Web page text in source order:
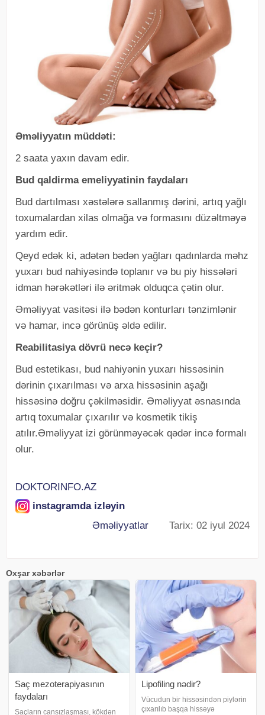
Əməliyyatın müddəti:
2 saata yaxın davam edir.
Bud qaldirma emeliyyatinin faydaları
Bud dartılması xəstələrə sallanmış dərini, artıq yağlı
toxumalardan xilas olmağa və formasını düzəltməyə
yardım edir.
Qeyd edək ki, adətən bədən yağları qadınlarda məhz
yuxarı bud nahiyəsində toplanır və bu piy hissələri
idman hərəkətləri ilə əritmək olduqca çətin olur.
Əməliyyat vasitəsi ilə bədən konturları tənzimlənir
və hamar, incə görünüş əldə edilir.
Reabilitasiya dövrü necə keçir?
Bud estetikası, bud nahiyənin yuxarı hissəsinin
dərinin çıxarılması və arxa hissəsinin aşağı
hissəsinə doğru çəkilməsidir. Əməliyyat əsnasında
artıq toxumalar çıxarılır və kosmetik tikiş
atılır.Əməliyyat izi görünməyəcək qədər incə formalı
olur.
DOKTORINFO.AZ
instagramda izləyin
Əməliyyatlar Tarix: 02 iyul 2024
Oxşar xəbərlər
Saç mezoterapiyasının
faydaları
Saçların cansızlaşması, kökdən
Lipofiling nədir?
Vücudun bir hissəsindən piylərin
çıxarılıb başqa hissəyə